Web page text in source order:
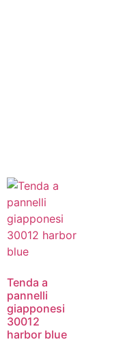
Tenda a
pannelli
giapponesi
30012
harbor blue